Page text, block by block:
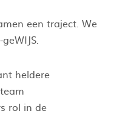
een traject. We
heldere
rol in de